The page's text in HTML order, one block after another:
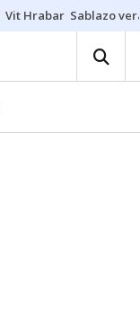
Vit Hrabar Sablazo